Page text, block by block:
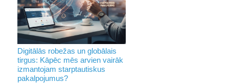
Digitālās robežas un globālais
tirgus: Kāpēc mēs arvien vairāk
izmantojam starptautiskus
pakalpojumus?